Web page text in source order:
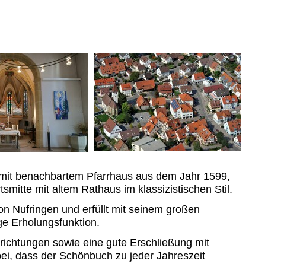
benachbartem Pfarrhaus aus dem Jahr 1599,
mit altem Rathaus im klassizistischen Stil.
Nufringen und erfüllt mit seinem großen
Erholungsfunktion.
sowie eine gute Erschließung mit
dass der Schönbuch zu jeder Jahreszeit